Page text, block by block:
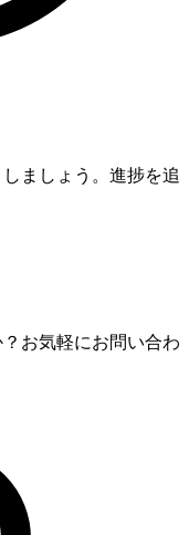
ましょう。進捗を追
お気軽にお問い合わ